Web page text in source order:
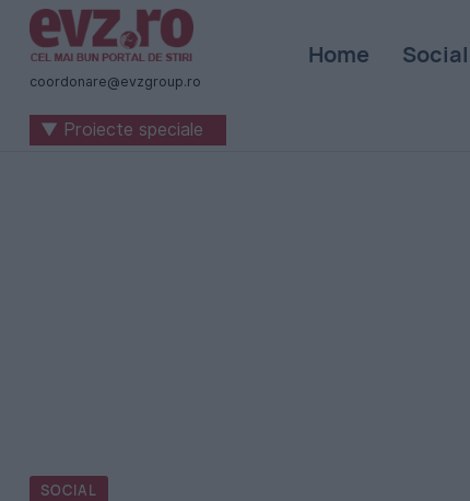
Știri
naționale
internaționale
coordonare@evzgroup.ro
Home Social
▼ Proiecte speciale
SOCIAL